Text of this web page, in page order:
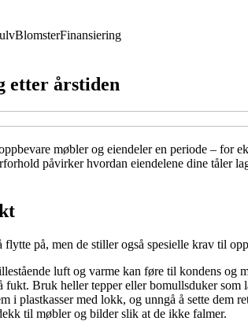
BlomsterFinansiering
etter årstiden
møbler og eiendeler en periode –
påvirker hvordan eiendelene dine
på, men de stiller også spesielle krav til
luft og varme kan føre til kondens og
fukt. Bruk heller tepper eller bomullsduker som
i plastkasser med lokk, og unngå å sette dem
til møbler og bilder slik at de ikke falmer.